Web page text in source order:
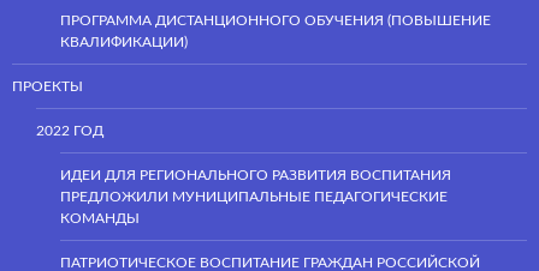
ПРОГРАММА ДИСТАНЦИОННОГО ОБУЧЕНИЯ (ПОВЫШЕНИЕ
КВАЛИФИКАЦИИ)
ПРОЕКТЫ
2022 ГОД
ИДЕИ ДЛЯ РЕГИОНАЛЬНОГО РАЗВИТИЯ ВОСПИТАНИЯ
ПРЕДЛОЖИЛИ МУНИЦИПАЛЬНЫЕ ПЕДАГОГИЧЕСКИЕ
КОМАНДЫ
ПАТРИОТИЧЕСКОЕ ВОСПИТАНИЕ ГРАЖДАН РОССИЙСКОЙ